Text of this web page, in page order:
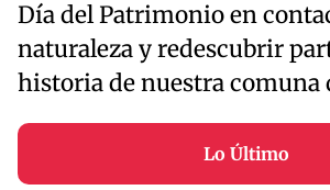
Día del Patrimonio en
naturaleza y redescubrir
historia de nuestra comuna
Lo Último